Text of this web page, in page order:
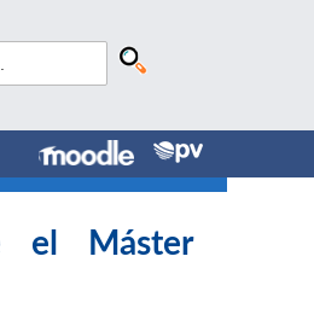
el Máster